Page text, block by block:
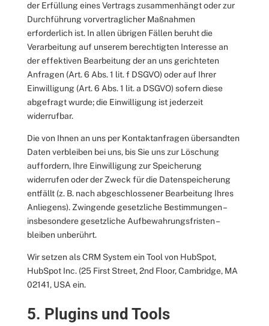
der Erfüllung eines Vertrags zusammenhängt oder zur
Durchführung vorvertraglicher Maßnahmen
erforderlich ist. In allen übrigen Fällen beruht die
Verarbeitung auf unserem berechtigten Interesse an
der effektiven Bearbeitung der an uns gerichteten
Anfragen (Art. 6 Abs. 1 lit. f DSGVO) oder auf Ihrer
Einwilligung (Art. 6 Abs. 1 lit. a DSGVO) sofern diese
abgefragt wurde; die Einwilligung ist jederzeit
widerrufbar.
Die von Ihnen an uns per Kontaktanfragen übersandten
Daten verbleiben bei uns, bis Sie uns zur Löschung
auffordern, Ihre Einwilligung zur Speicherung
widerrufen oder der Zweck für die Datenspeicherung
entfällt (z. B. nach abgeschlossener Bearbeitung Ihres
Anliegens). Zwingende gesetzliche Bestimmungen –
insbesondere gesetzliche Aufbewahrungsfristen –
bleiben unberührt.
Wir setzen als CRM System ein Tool von HubSpot,
HubSpot Inc. (25 First Street, 2nd Floor, Cambridge, MA
02141, USA ein.
5. Plugins und Tools